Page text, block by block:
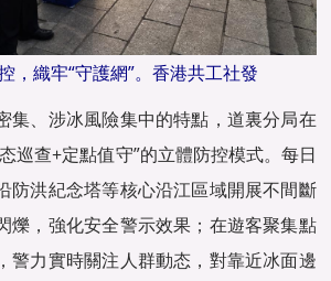
，織牢“守護網”。香港共工社發
集、涉冰風險集中的特點，道裏分局在
巡查+定點值守”的立體防控模式。每日
防洪紀念塔等核心沿江區域開展不間斷
爍，強化安全警示效果；在遊客聚集點
警力實時關注人群動态，對靠近冰面邊